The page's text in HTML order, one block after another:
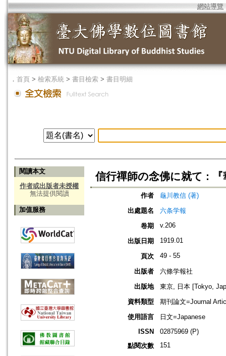
網站導覽
． 首頁 > 檢索系統 > 書目檢索 > 書目明細
閱讀本文
作者或出版者未授權
無法提供閱讀
加值服務
信行禪師の念佛に就て :
作者
龜川教信 (著)
出處題名
六条学報
卷期
v.206
出版日期 1919.01
頁次 49 - 55
出版者
六條学報社
出版地
東京, 日本 [Tokyo,
資料類型
期刊論文=Journal
使用語言
日文=Japanese
ISSN
02875969 (P)
點閱次數
151